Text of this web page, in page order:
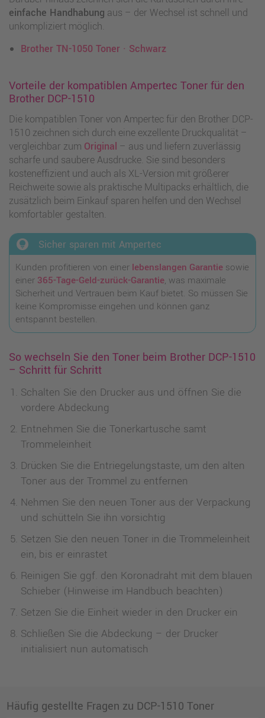
einfache Handhabung aus – der Wechsel ist schnell und
unkompliziert möglich.
Brother TN-1050 Toner · Schwarz
Vorteile der kompatiblen Ampertec Toner für den
Brother DCP-1510
Die kompatiblen Toner von Ampertec für den Brother DCP-
1510 zeichnen sich durch eine exzellente Druckqualität –
vergleichbar zum Original – aus und liefern zuverlässig
scharfe und saubere Ausdrucke. Sie sind besonders
kosteneffizient und auch als XL-Version mit größerer
Reichweite sowie als praktische Multipacks erhältlich, die
zusätzlich beim Einkauf sparen helfen und den Wechsel
komfortabler gestalten.
lightbulb_circle Sicher sparen mit Ampertec
Kunden profitieren von einer lebenslangen Garantiesowie
einer365-Tage-Geld-zurück-Garantie, was maximale
Sicherheit und Vertrauen beim Kauf bietet. So müssen Sie
keine Kompromisse eingehen und können ganz
entspannt bestellen.
So wechseln Sie den Toner beim Brother DCP-1510
– Schritt für Schritt
Schalten Sie den Drucker aus und öffnen Sie die
vordere Abdeckung
Entnehmen Sie die Tonerkartusche samt
Trommeleinheit
Drücken Sie die Entriegelungstaste, um den alten
Toner aus der Trommel zu entfernen
Nehmen Sie den neuen Toner aus der Verpackung
und schütteln Sie ihn vorsichtig
Setzen Sie den neuen Toner in die Trommeleinheit
ein, bis er einrastet
Reinigen Sie ggf. den Koronadraht mit dem blauen
Schieber (Hinweise im Handbuch beachten)
Setzen Sie die Einheit wieder in den Drucker ein
Schließen Sie die Abdeckung – der Drucker
initialisiert nun automatisch
Häufig gestellte Fragen zu DCP-1510 Toner